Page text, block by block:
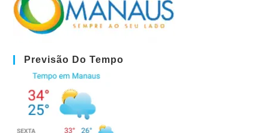
Previsão Do Tempo